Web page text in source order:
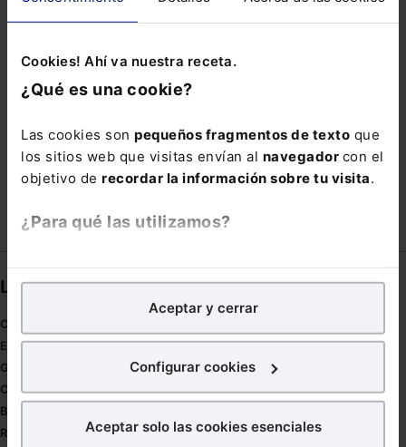
Cookies! Ahí va nuestra receta.
¿Qué es una cookie?
Las cookies son pequeños fragmentos de texto que
los sitios web que visitas envían al navegador con el
objetivo de recordar la información sobre tu visita.
¿Para qué las utilizamos?
analíticospara tratar demejorar tu experienciaen
nuestra página web. También con fines publicitarios,
para poder mostrarte publicidad y contenidos de tu
¿Qué puedes hacer?
Aceptar y cerrar
Configurar cookies
Aceptar solo las cookies esenciales
JUNTAS DE PROPIETARIOS LOMLOE
PACIFICACION PARCELAS
POLÍTICA CLIMÁTICA PRELIMINARES
PRESTACIÓN POR CUIDADO DE HIJO PROGRAMAS
Links directos
Coronavirus
Estudio de salud abogacía
Gestión de despachos
Compliance
Buenas Prácticas Tributarias
RGPD